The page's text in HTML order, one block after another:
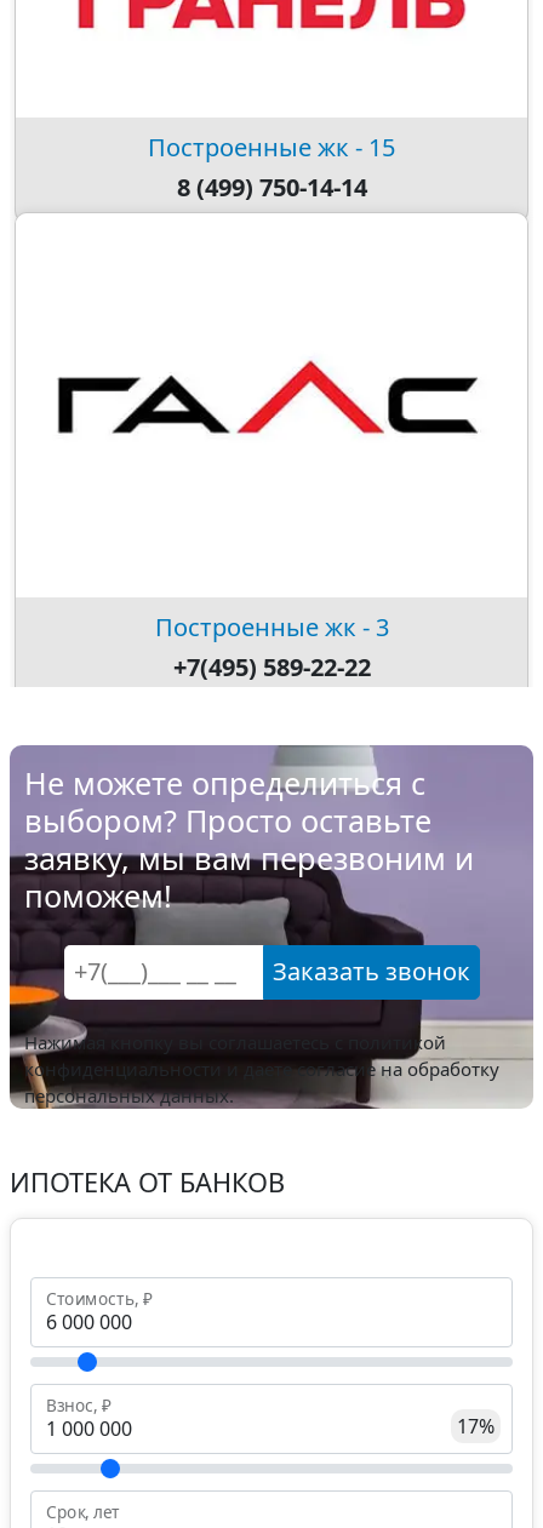
Построенные жк - 15
8 (499) 750-14-14
Построенные жк - 3
+7(495) 589-22-22
Не можете определиться с
выбором? Просто оставьте
заявку, мы вам перезвоним и
поможем!
Заказать звонок
Нажимая кнопку вы соглашаетесь с
политикой
конфиденциальности и даете согласие на обработку
персональных данных.
ИПОТЕКА ОТ БАНКОВ
Стоимость, ₽
Взнос, ₽
17%
Срок, лет